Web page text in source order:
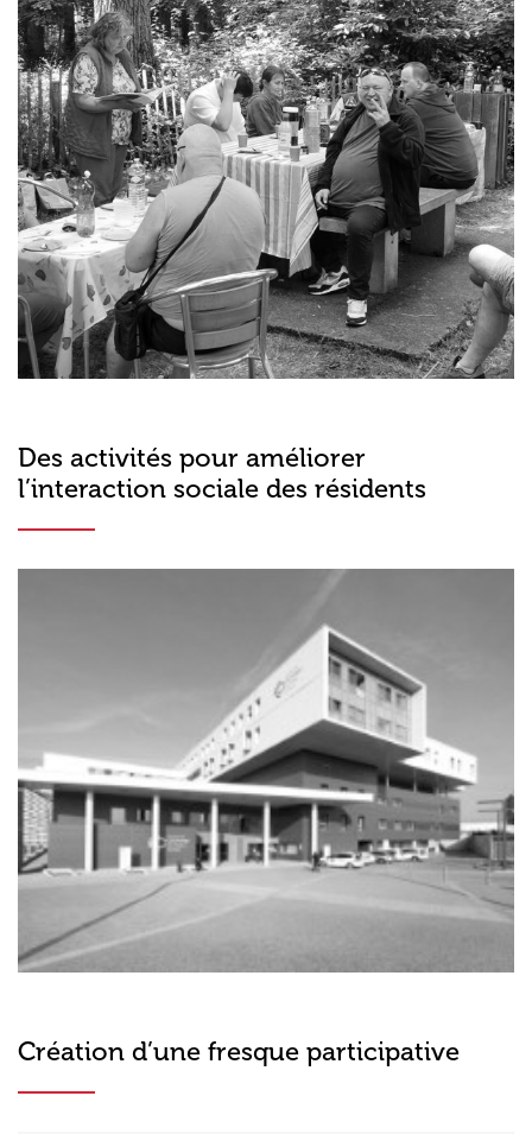
Des activités pour améliorer
l’interaction sociale des résidents
Création d’une fresque participative